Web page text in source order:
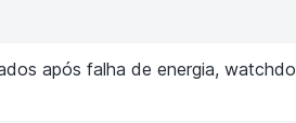
após falha de energia,